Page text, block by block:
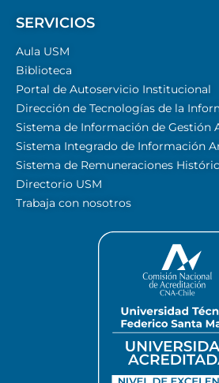
SERVICIOS
Aula USM
Biblioteca
Portal de Autoservicio Institucional
Dirección de Tecnologías de la
Sistema de Información de Gestión
Sistema Integrado de Información
Sistema de Remuneraciones
Directorio USM
Trabaja con nosotros